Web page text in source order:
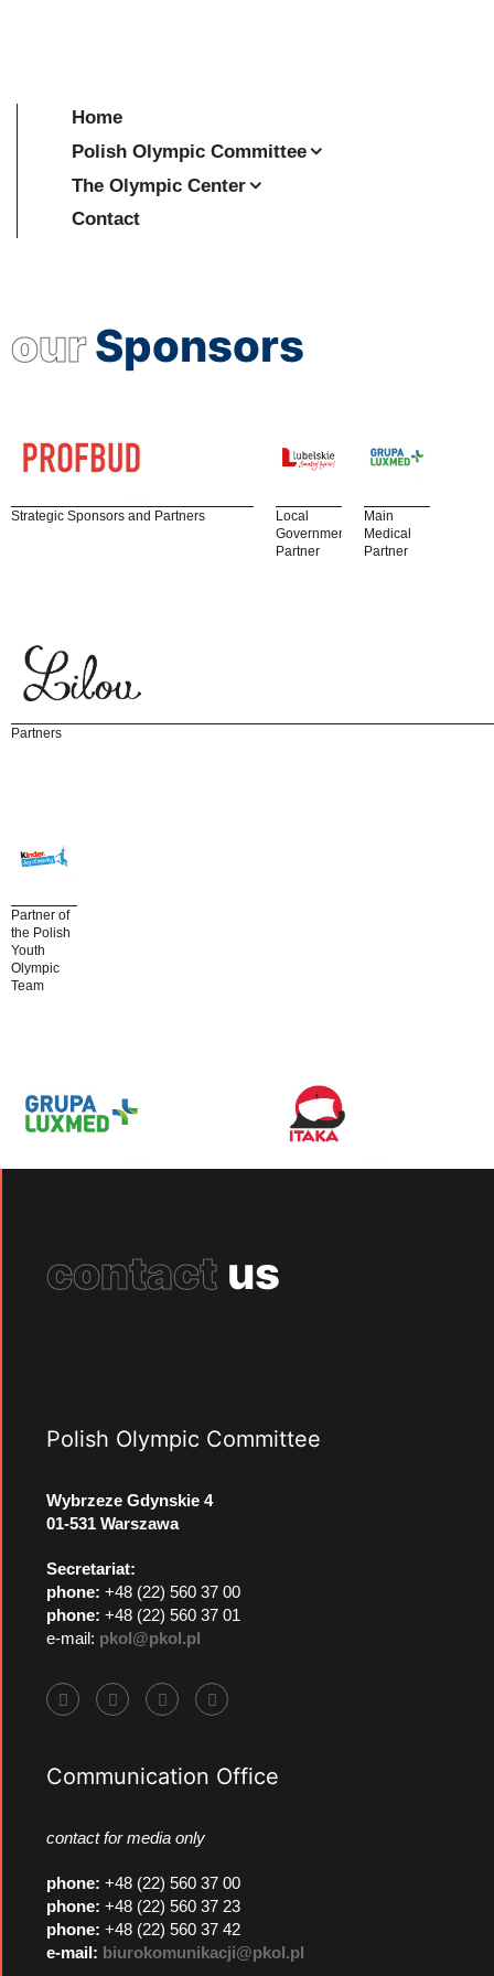
Home
Polish Olympic Committee
The Olympic Center
Contact
ourSponsors
Strategic Sponsors and Partners
Local
Government
Partner
Main
Medical
Partner
Partners
Partner of
the Polish
Youth
Olympic
Team
contact us
Polish Olympic Committee
Wybrzeze Gdynskie 4
01-531 Warszawa
Secretariat:
phone: +48 (22) 560 37 00
phone: +48 (22) 560 37 01
e-mail: pkol@pkol.pl
Communication Office
contact for media only
phone: +48 (22) 560 37 00
phone: +48 (22) 560 37 23
phone: +48 (22) 560 37 42
e-mail: biurokomunikacji@pkol.pl